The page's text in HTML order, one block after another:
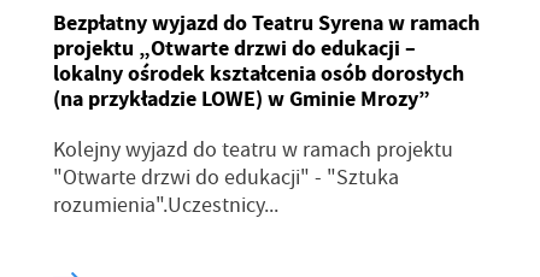
Bezpłatny wyjazd do Teatru Syrena w ramach
projektu „Otwarte drzwi do edukacji –
lokalny ośrodek kształcenia osób dorosłych
(na przykładzie LOWE) w Gminie Mrozy”
Kolejny wyjazd do teatru w ramach projektu
"Otwarte drzwi do edukacji" - "Sztuka
rozumienia".Uczestnicy...